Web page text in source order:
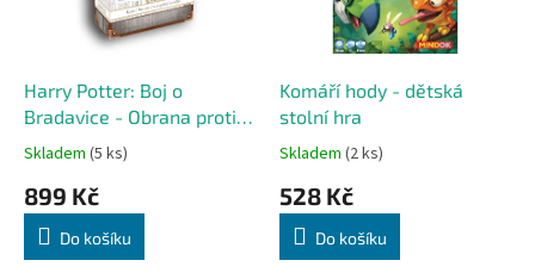
Harry Potter: Boj o
Bradavice - Obrana proti
černé magii - karetní hra
Skladem (5 ks)
899 Kč
Do košíku
Komáří hody - dětská
stolní hra
Skladem (2 ks)
528 Kč
Do košíku